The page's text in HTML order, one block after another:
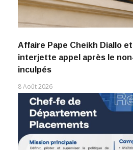
Affaire Pape Cheikh Diallo
interjette appel après le
inculpés
8 Août 2026